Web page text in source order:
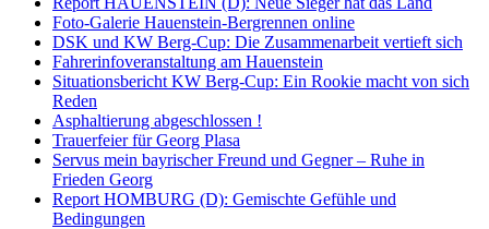
Foto-Galerie Hauenstein-Bergrennen online
DSK und KW Berg-Cup: Die Zusammenarbeit vertieft sich
Fahrerinfoveranstaltung am Hauenstein
Situationsbericht KW Berg-Cup: Ein Rookie macht von sich
Reden
Asphaltierung abgeschlossen !
Trauerfeier für Georg Plasa
Servus mein bayrischer Freund und Gegner – Ruhe in
Frieden Georg
Report HOMBURG (D): Gemischte Gefühle und
Bedingungen